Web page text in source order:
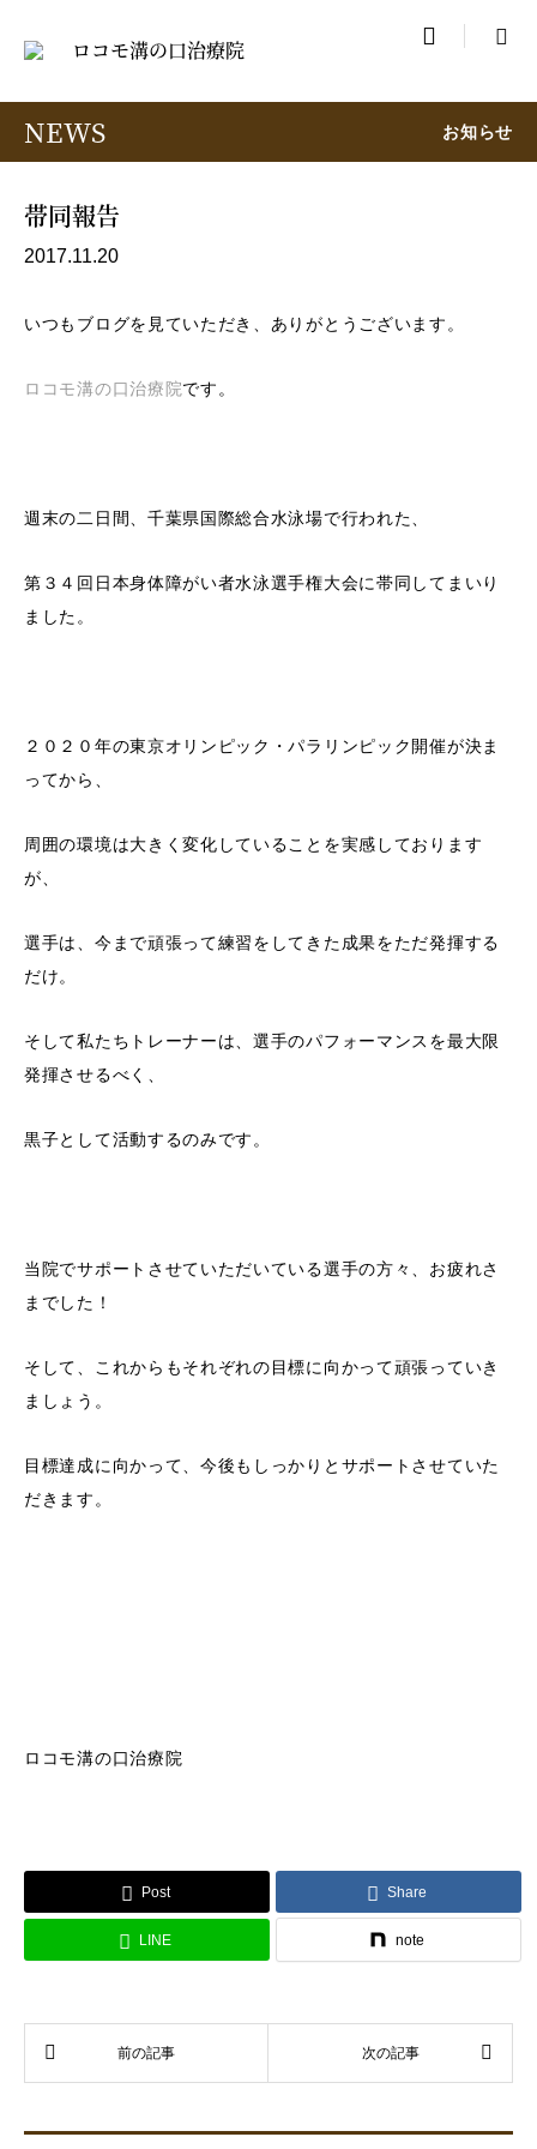

NEWS お知らせ
帯同報告
2017.11.20
いつもブログを見ていただき、ありがとうございます。
ロコモ溝の口治療院です。
週末の二日間、千葉県国際総合水泳場で行われた、
第３４回日本身体障がい者水泳選手権大会に帯同してまいり
ました。
２０２０年の東京オリンピック・パラリンピック開催が決ま
ってから、
周囲の環境は大きく変化していることを実感しております
が、
選手は、今まで頑張って練習をしてきた成果をただ発揮する
だけ。
そして私たちトレーナーは、選手のパフォーマンスを最大限
発揮させるべく、
黒子として活動するのみです。
当院でサポートさせていただいている選手の方々、お疲れさ
までした！
そして、これからもそれぞれの目標に向かって頑張っていき
ましょう。
目標達成に向かって、今後もしっかりとサポートさせていた
だきます。
ロコモ溝の口治療院
Post Share
LINE note